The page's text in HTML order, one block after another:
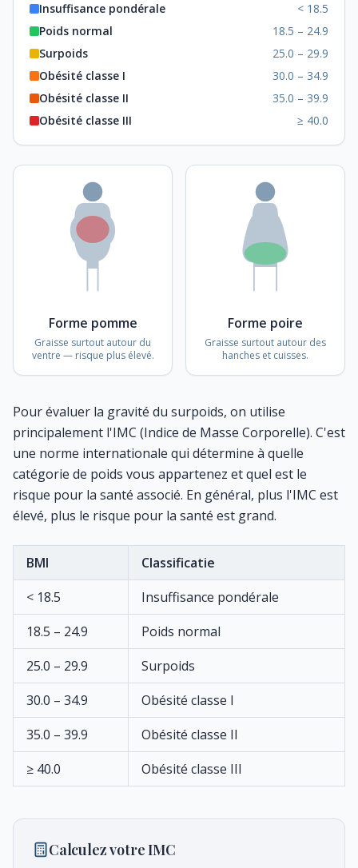
Insuffisance pondérale
< 18.5
Poids normal
18.5 – 24.9
Surpoids
25.0 – 29.9
Obésité classe I
30.0 – 34.9
Obésité classe II
35.0 – 39.9
Obésité classe III
≥ 40.0
Forme pomme
Graisse surtout autour du
ventre — risque plus élevé.
Forme poire
Graisse surtout autour des
hanches et cuisses.
Pour évaluer la gravité du surpoids, on utilise
principalement l'IMC (Indice de Masse Corporelle). C'est
une norme internationale qui détermine à quelle
catégorie de poids vous appartenez et quel est le
risque pour la santé associé. En général, plus l'IMC est
élevé, plus le risque pour la santé est grand.
BMI
Classificatie
< 18.5
Insuffisance pondérale
18.5 – 24.9
Poids normal
25.0 – 29.9
Surpoids
30.0 – 34.9
Obésité classe I
35.0 – 39.9
Obésité classe II
≥ 40.0
Obésité classe III
Calculez votre IMC